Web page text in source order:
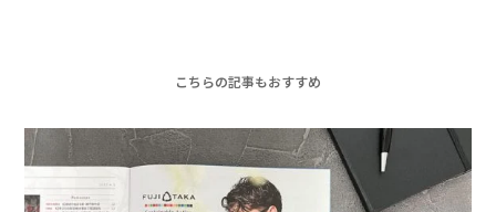
こちらの記事もおすすめ